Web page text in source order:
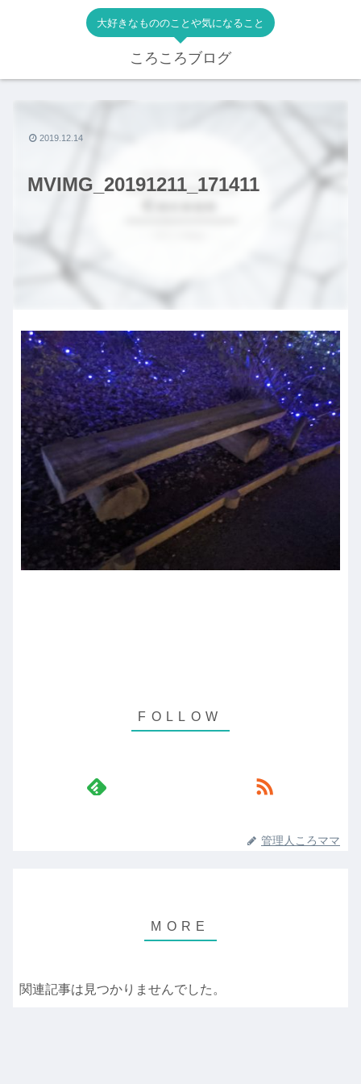
大好きなもののことや気になること
ころころブログ
MVIMG_20191211_171411
2019.12.14
管理人ころママ
関連記事は見つかりませんでした。